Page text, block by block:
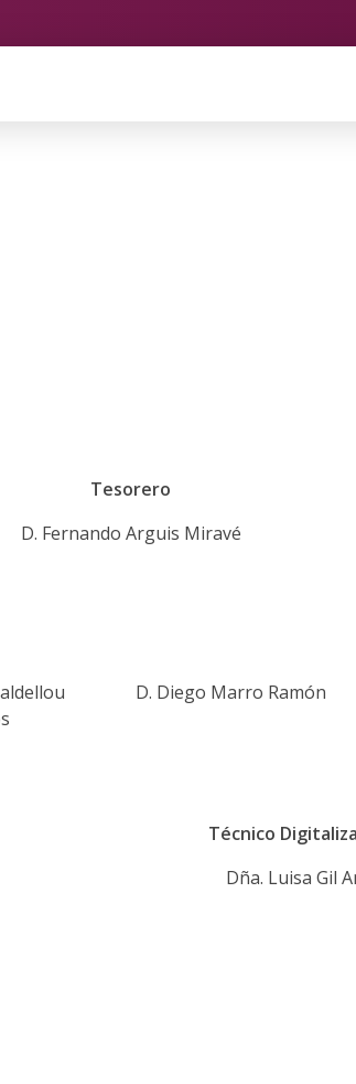
Tesorero
D. Fernando Arguis Miravé
D. Diego Marro Ramón
Técnico
Dña. Luisa Gil